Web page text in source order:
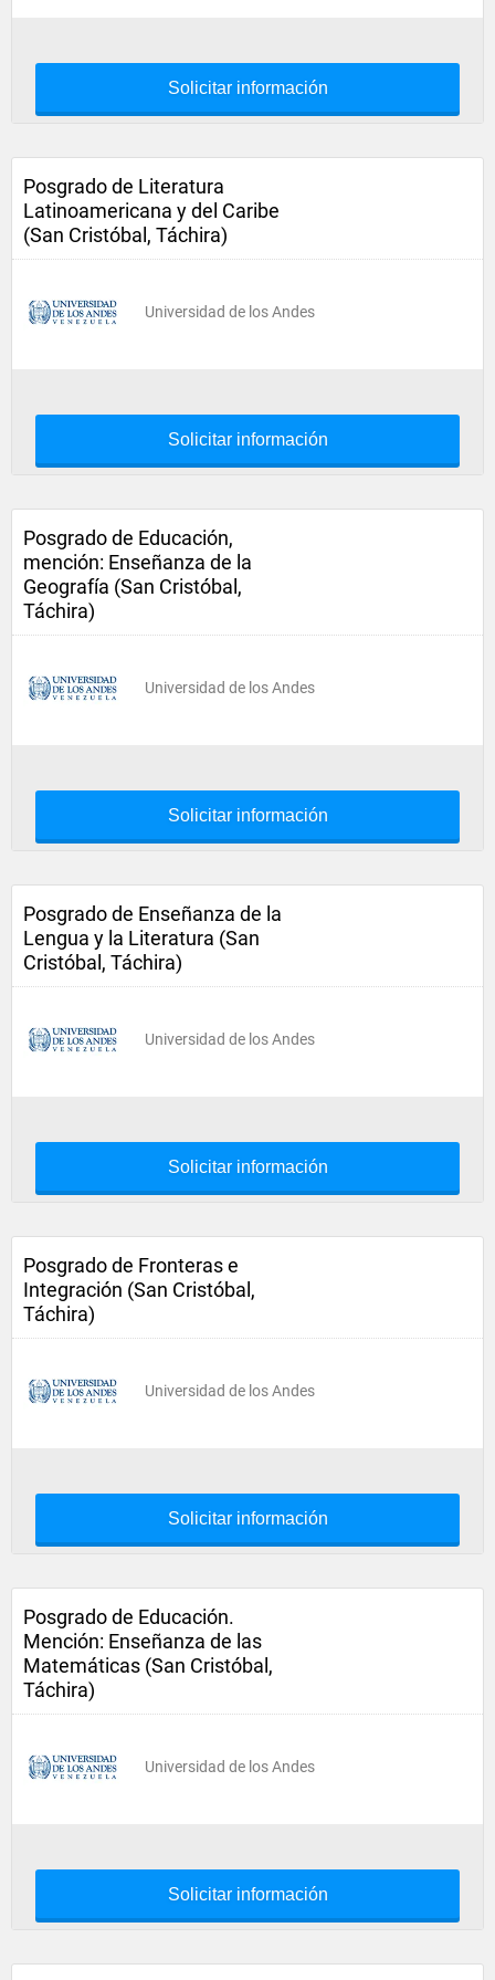
Solicitar información
Posgrado de Literatura
Latinoamericana y del Caribe
(San Cristóbal, Táchira)
Universidad de los Andes
Solicitar información
Posgrado de Educación,
mención: Enseñanza de la
Geografía (San Cristóbal,
Táchira)
Universidad de los Andes
Solicitar información
Posgrado de Enseñanza de la
Lengua y la Literatura (San
Cristóbal, Táchira)
Universidad de los Andes
Solicitar información
Posgrado de Fronteras e
Integración (San Cristóbal,
Táchira)
Universidad de los Andes
Solicitar información
Posgrado de Educación.
Mención: Enseñanza de las
Matemáticas (San Cristóbal,
Táchira)
Universidad de los Andes
Solicitar información